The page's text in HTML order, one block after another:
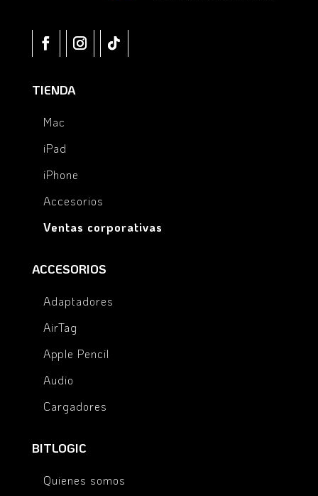
TIENDA
Mac
iPad
iPhone
Accesorios
Ventas corporativas
ACCESORIOS
Adaptadores
AirTag
Apple Pencil
Audio
Cargadores
BITLOGIC
Quienes somos